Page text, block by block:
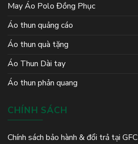
May Áo Polo Đồng Phục
Áo thun quảng cáo
Áo thun quà tặng
Áo Thun Dài tay
Áo thun phản quang
CHÍNH SÁCH
Chính sách bảo hành & đổi trả tại GFC